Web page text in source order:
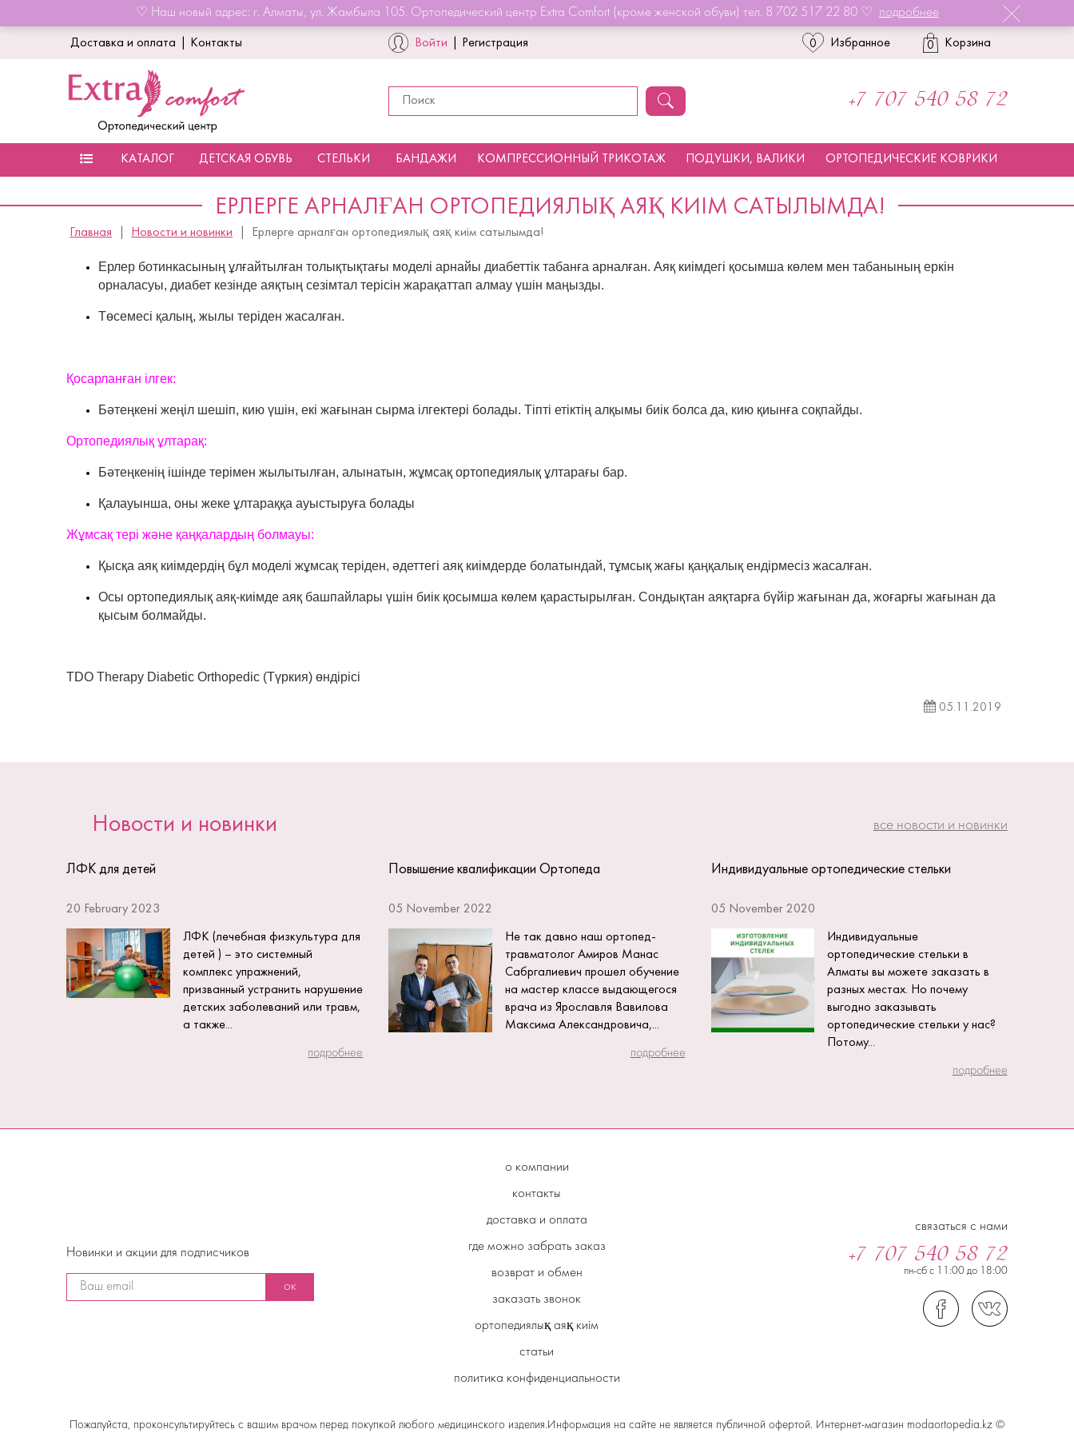
♡ Наш новый адрес: г. Алматы, ул. Жамбыла 105. Ортопедический центр Extra Comfort (кроме женской обуви) тел. 8 702 517 22 80 ♡ подробнее
Доставка и оплата Контакты Войти Регистрация 0 Избранное 0 Корзина
+7 707 540 58 72
КАТАЛОГ ДЕТСКАЯ ОБУВЬ СТЕЛЬКИ БАНДАЖИ КОМПРЕССИОННЫЙ ТРИКОТАЖ ПОДУШКИ, ВАЛИКИ ОРТОПЕДИЧЕСКИЕ КОВРИКИ
ЕРЛЕРГЕ АРНАЛҒАН ОРТОПЕДИЯЛЫҚ АЯҚ КИІМ САТЫЛЫМДА!
Главная Новости и новинки Ерлерге арналған ортопедиялық аяқ киім сатылымда!
Ерлер ботинкасының ұлғайтылған толықтықтағы моделі арнайы диабеттік табанға арналған. Аяқ киімдегі қосымша көлем мен табанының еркін
орналасуы, диабет кезінде аяқтың сезімтал терісін жарақаттап алмау үшін маңызды.
Төсемесі қалың, жылы теріден жасалған.
Қосарланған ілгек:
Бәтеңкені жеңіл шешіп, кию үшін, екі жағынан сырма ілгектері болады. Тіпті етіктің алқымы биік болса да, кию қиынға соқпайды.
Ортопедиялық ұлтарақ:
Бәтеңкенің ішінде терімен жылытылған, алынатын, жұмсақ ортопедиялық ұлтарағы бар.
Қалауынша, оны жеке ұлтараққа ауыстыруға болады
Жұмсақ тері және қаңқалардың болмауы:
Қысқа аяқ киімдердің бұл моделі жұмсақ теріден, әдеттегі аяқ киімдерде болатындай, тұмсық жағы қаңқалық ендірмесіз жасалған.
Осы ортопедиялық аяқ-киімде аяқ башпайлары үшін биік қосымша көлем қарастырылған. Сондықтан аяқтарға бүйір жағынан да, жоғарғы жағынан да
қысым болмайды.
TDO Therapy Diabetic Orthopedic (Түркия) өндірісі
05.11.2019
Новости и новинки все новости и новинки
ЛФК для детей
20 February 2023
ЛФК (лечебная физкультура для
детей ) – это системный
комплекс упражнений,
призванный устранить нарушение
детских заболеваний или травм,
а также...
подробнее
Повышение квалификации Ортопеда
05 November 2022
Не так давно наш ортопед-
травматолог Амиров Манас
Сабргалиевич прошел обучение
на мастер классе выдающегося
врача из Ярославля Вавилова
Максима Александровича,...
подробнее
Индивидуальные ортопедические стельки
05 November 2020
Индивидуальные
ортопедические стельки в
Алматы вы можете заказать в
разных местах. Но почему
выгодно заказывать
ортопедические стельки у нас?
Потому...
подробнее
Новинки и акции для подписчиков
ок
о компании
контакты
доставка и оплата
где можно забрать заказ
возврат и обмен
заказать звонок
ортопедиялық аяқ киім
статьи
политика конфиденциальности
связаться с нами
+7 707 540 58 72
пн-сб с 11:00 до 18:00
Пожалуйста, проконсультируйтесь с вашим врачом перед покупкой любого медицинского изделия.Информация на сайте не является публичной офертой. Интернет-магазин modaortopedia.kz ©